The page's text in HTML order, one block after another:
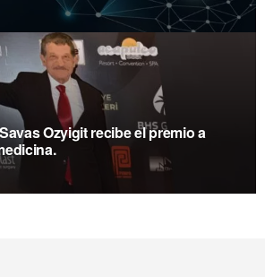
Ozyigit recibe el premio a